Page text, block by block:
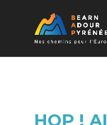
HOP !